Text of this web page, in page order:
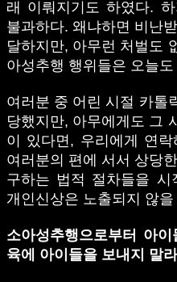
래 이뤄지기도 하였다.
불과하다. 왜냐하면 비난
달하지만, 아무런 처벌도
아성추행 행위들은 오늘
여러분 중 어린 시절 카톨
당했지만, 아무에게도 그
이 있다면, 우리에게 연락
여러분의 편에 서서 상당
구하는 법적 절차들을 시
개인신상은 노출되지 않을
소아성추행으로부터 아
육에 아이들을 보내지 말